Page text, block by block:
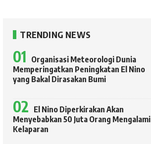
TRENDING NEWS
Organisasi Meteorologi Dunia
Memperingatkan Peningkatan El Nino
yang Bakal Dirasakan Bumi
El Nino Diperkirakan Akan
Menyebabkan 50 Juta Orang Mengalami
Kelaparan